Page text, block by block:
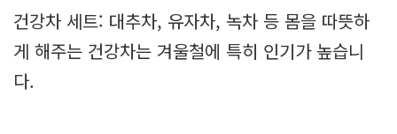
건강차 세트: 대추차, 유자차, 녹차 등 몸을 따뜻하
게 해주는 건강차는 겨울철에 특히 인기가 높습니
다.